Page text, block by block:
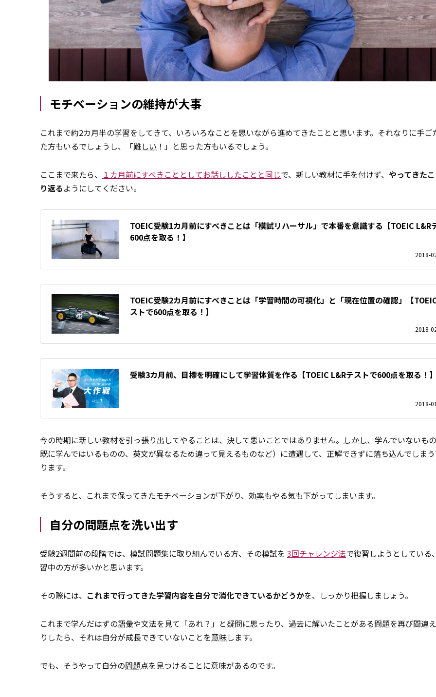
モチベーションの維持が大事
これまで約2カ月半の学習をしてきて、いろいろなことを思いながら進めてきたことと思います。それなりに手ご
た方もいるでしょうし、「難しい ！」と思った方もいるでしょう。
ここまで来たら、 １カ月前にすべきこととしてお話ししたことと同じで、新しい教材に手を付けず、 やってきた
り返るようにしてください。
TOEIC受験1カ月前にすべきことは「模試リハーサル」で本番を意識する【TOEIC L&R
600点を取る！】
2018-
TOEIC受験2カ月前にすべきことは「学習時間の可視化」と「現在位置の確認」【
ストで600点を取る！】
2018-
受験3カ月前、目標を明確にして学習体質を作る【TOEIC L&Rテストで600点を取る！
2018-
今の時期に新しい教材を引っ張り出してやることは、決して悪いことではありません。 しかし、学んでいないも
既に学んではいるものの、英文が異なるため違って見えるものなど）に遭遇して、正解できずに落ち込んでしま
ります。
そうすると、これまで保ってきたモチベーションが下がり、効率もやる気も下がってしまいます。
自分の問題点を洗い出す
受験2週間前の段階では、模試問題集に取り組んでいる方、その模試を 3回チャレンジ法で復習しようとしている
習中の方が多いかと思います。
その際には、 これまで行ってきた学習内容を自分で消化できているかどうかを、しっかり把握しましょう。
これまで学んだはずの語彙や文法を見て「あれ？」と疑問に思ったり、過去に解いたことがある問題を再び間違
りしたら、それは自分が成長できていないことを意味します。
でも、そうやって自分の問題点を見つけることに意味があるのです。